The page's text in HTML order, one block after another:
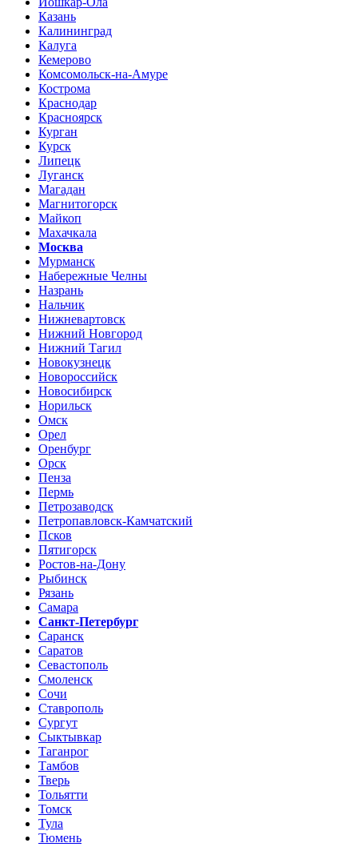
Казань
Калининград
Калуга
Кемерово
Комсомольск-на-Амуре
Кострома
Краснодар
Красноярск
Курган
Курск
Липецк
Луганск
Магадан
Магнитогорск
Майкоп
Махачкала
Москва
Мурманск
Набережные Челны
Назрань
Нальчик
Нижневартовск
Нижний Новгород
Нижний Тагил
Новокузнецк
Новороссийск
Новосибирск
Норильск
Омск
Орел
Оренбург
Орск
Пенза
Пермь
Петрозаводск
Петропавловск-Камчатский
Псков
Пятигорск
Ростов-на-Дону
Рыбинск
Рязань
Самара
Санкт-Петербург
Саранск
Саратов
Севастополь
Смоленск
Сочи
Ставрополь
Сургут
Сыктывкар
Таганрог
Тамбов
Тверь
Тольятти
Томск
Тула
Тюмень